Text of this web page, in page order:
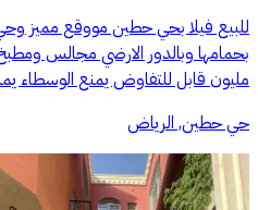
مليون قابل للتفاوض يمنع الوسطاء
حي حطين, الرياض